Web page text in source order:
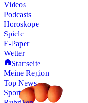
Videos
Podcasts
Horoskope
Spiele
E-Paper
Wetter
Startseite
Meine Region
Top News
Sport